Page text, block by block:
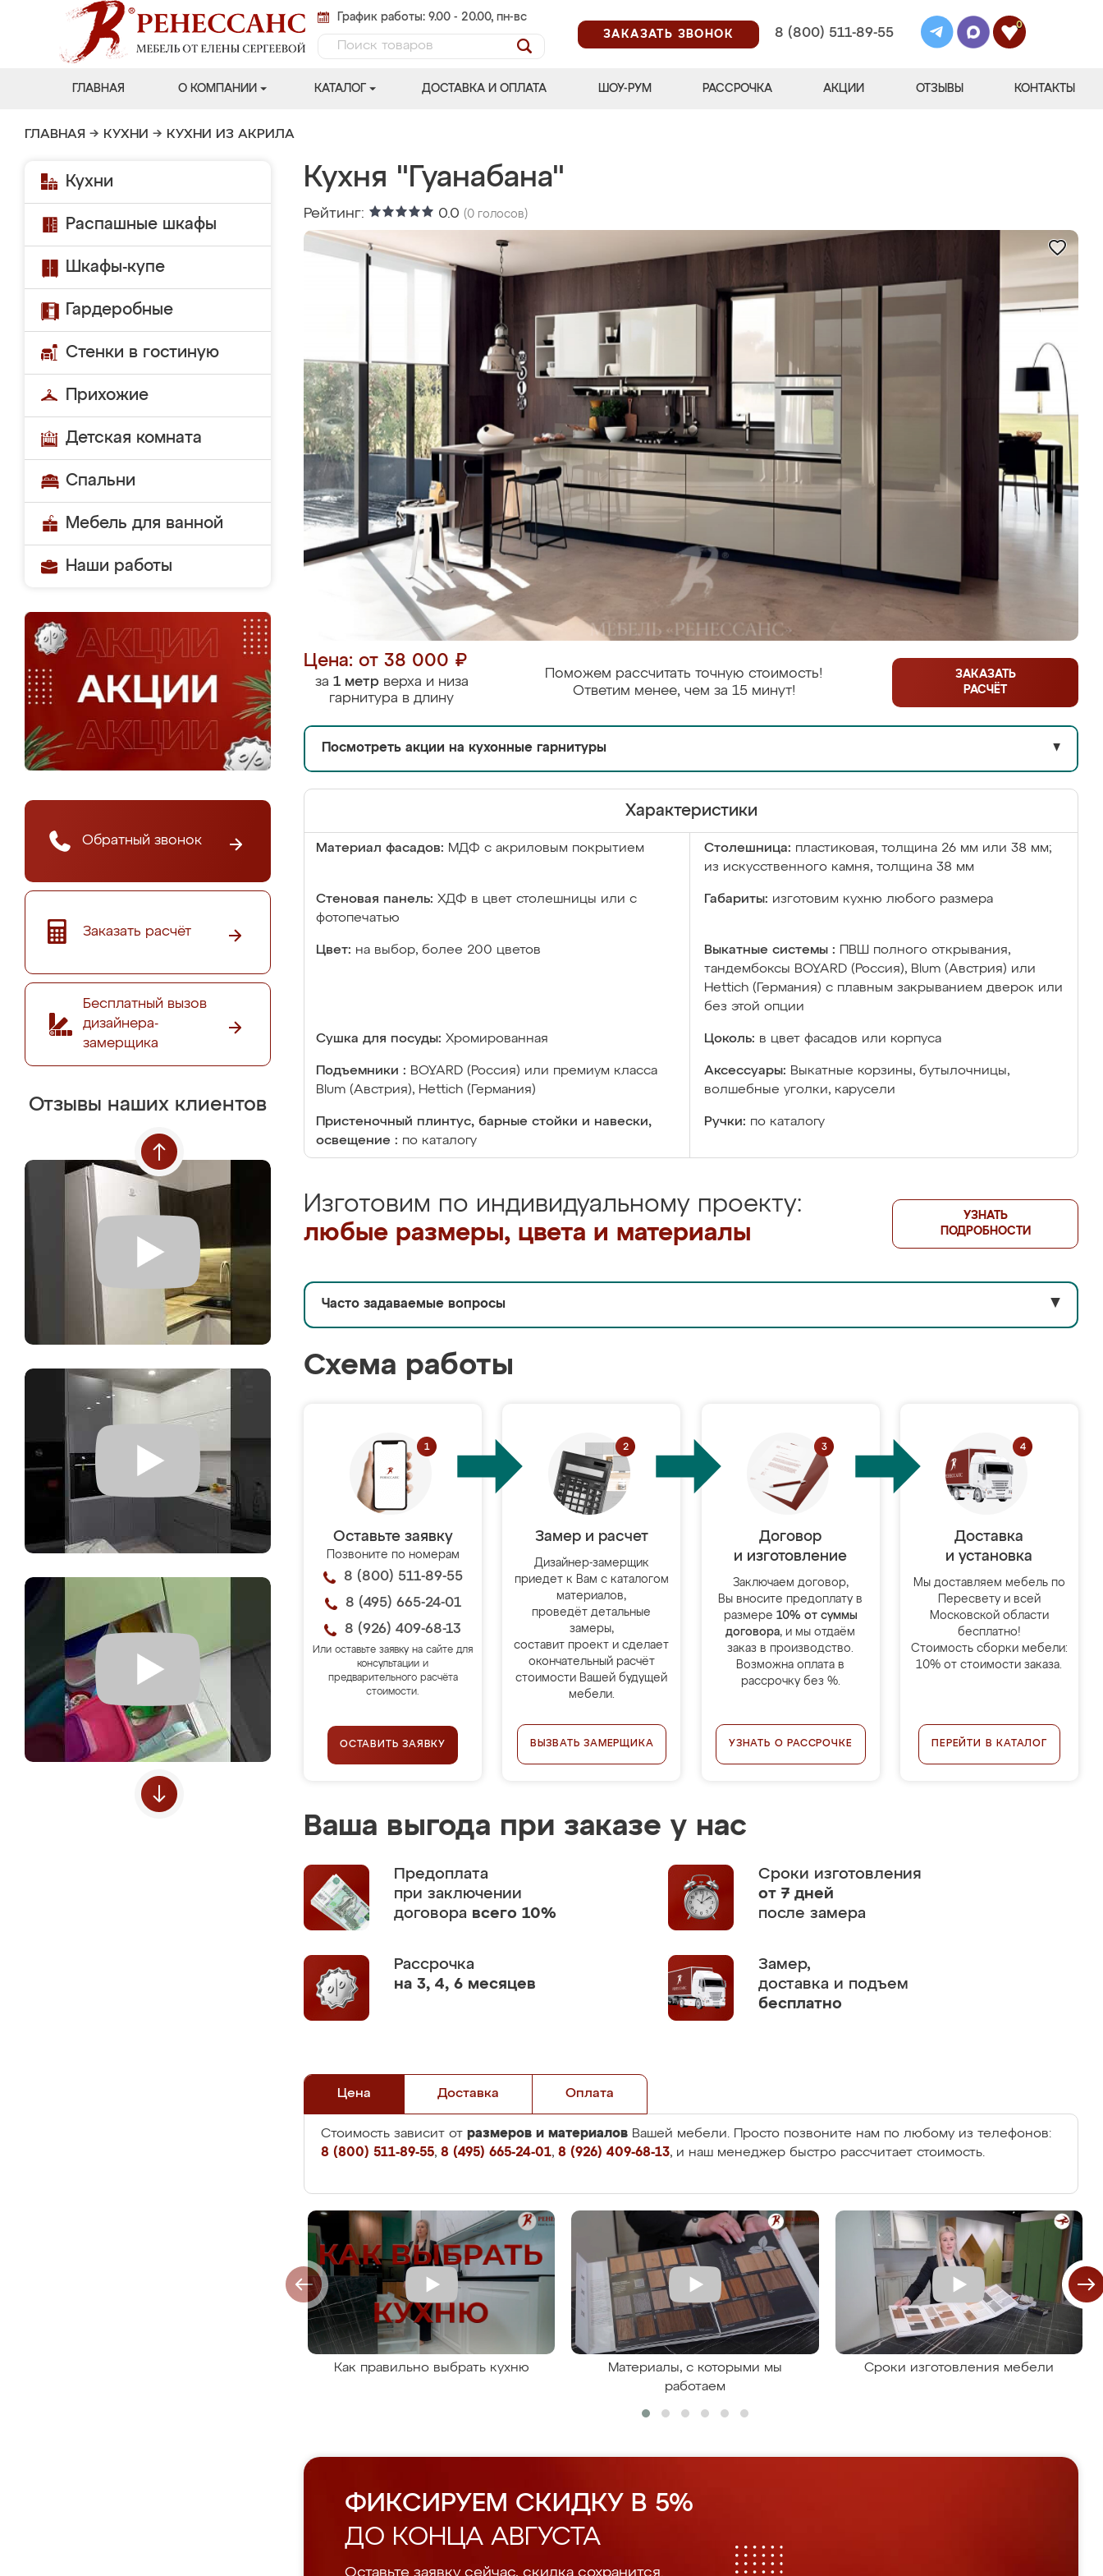
График работы: 9.00 - 20.00, пн-вс
ЗАКАЗАТЬ ЗВОНОК
8 (800) 511-89-55
0
ГЛАВНАЯ О КОМПАНИИ КАТАЛОГ ДОСТАВКА И ОПЛАТА ШОУ-РУМ РАССРОЧКА АКЦИИ ОТЗЫВЫ КОНТАКТЫ
ГЛАВНАЯ → КУХНИ → КУХНИ ИЗ АКРИЛА
Кухни
Распашные шкафы
Шкафы-купе
Гардеробные
Стенки в гостиную
Прихожие
Детская комната
Спальни
Мебель для ванной
Наши работы
Обратный звонок
Заказать расчёт
Бесплатный вызов
дизайнера-
замерщика
Отзывы наших клиентов
Кухня "Гуанабана"
Рейтинг: 0.0 (0 голосов)
Цена: от 38 000 ₽
за 1 метрверха и низа
гарнитура в длину
Поможем рассчитать точную стоимость!
Ответим менее, чем за 15 минут!
ЗАКАЗАТЬ
РАСЧЁТ
Посмотреть акции на кухонные гарнитуры ▼
Характеристики
Материал фасадов: МДФ с акриловым покрытием Столешница: пластиковая, толщина 26 мм или 38 мм;
из искусственного камня, толщина 38 мм
Стеновая панель: ХДФ в цвет столешницы или с
фотопечатью
Габариты: изготовим кухню любого размера
Цвет: на выбор, более 200 цветов Выкатные системы :
ПВШ полного открывания,
тандембоксы BOYARD (Россия), Blum (Австрия) или
Hettich (Германия) с плавным закрыванием дверок или
без этой опции
Сушка для посуды: Хромированная Цоколь: в цвет фасадов или корпуса
Подъемники : BOYARD (Россия) или премиум класса
Blum (Австрия), Hettich (Германия)
Аксессуары: Выкатные корзины, бутылочницы,
волшебные уголки, карусели
Пристеночный плинтус, барные стойки и навески,
освещение : по каталогу
Ручки: по каталогу
Изготовим по индивидуальному проекту:
любые размеры, цвета и материалы
УЗНАТЬ
ПОДРОБНОСТИ
Часто задаваемые вопросы ▼
Схема работы
Оставьте заявку
Позвоните по номерам
8 (800) 511-89-55
8 (495) 665-24-01
8 (926) 409-68-13
Или оставьте заявку на сайте для
консультации и
предварительного расчёта
стоимости.
ОСТАВИТЬ ЗАЯВКУ
Замер и расчет
Дизайнер-замерщик
приедет к Вам с каталогом
материалов,
проведёт детальные
замеры,
составит проект и сделает
окончательный расчёт
стоимости Вашей будущей
мебели.
ВЫЗВАТЬ ЗАМЕРЩИКА
Договор
и изготовление
Заключаем договор,
Вы вносите предоплату в
размере 10% от суммы
договора, и мы отдаём
заказ в производство.
Возможна оплата в
рассрочку без %.
УЗНАТЬ О РАССРОЧКЕ
Доставка
и установка
Мы доставляем мебель по
Пересвету и всей
Московской области
бесплатно!
Стоимость сборки мебели:
10% от стоимости заказа.
ПЕРЕЙТИ В КАТАЛОГ
Ваша выгода при заказе у нас
Предоплата
при заключении
договора всего 10%
Сроки изготовления
от 7 дней
после замера
Рассрочка
на 3, 4, 6 месяцев
Замер,
доставка и подъем
бесплатно
Цена Доставка Оплата
Стоимость зависит от размеров и материалов Вашей мебели. Просто позвоните нам по любому из телефонов:
8 (800) 511-89-55, 8 (495) 665-24-01, 8 (926) 409-68-13, и наш менеджер быстро рассчитает стоимость.
Как правильно выбрать кухню
Материалы, с которыми мы
работаем
Сроки изготовления мебели
ФИКСИРУЕМ СКИДКУ В 5%
ДО КОНЦА АВГУСТА
Оставьте заявку сейчас, скидка сохранится.